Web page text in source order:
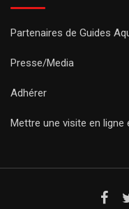
Partenaires de Guides
Presse/Media
Adhérer
Mettre une visite en